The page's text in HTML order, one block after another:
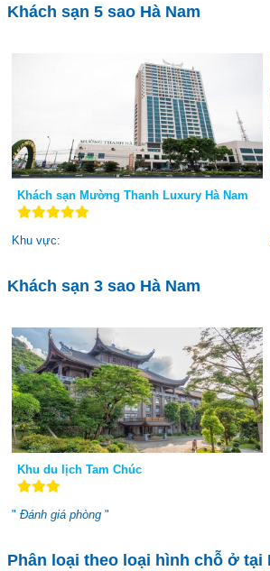
Khách sạn 5 sao Hà Nam
Khách sạn Mường Thanh Luxury Hà Nam
Khu vực:
Khách sạn 3 sao Hà Nam
Khu du lịch Tam Chúc
" Đánh giá phòng "
Phân loại theo loại hình chỗ ở tại